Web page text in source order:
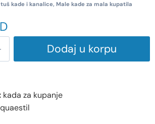
tuš kade i kanalice, Male kade za mala kupatila
Dodaj u korpu
kada za kupanje